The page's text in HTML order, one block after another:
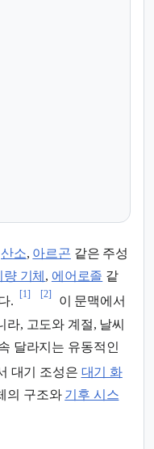
산소, 아르곤 같은 주성
량 기체 , 에어로졸 같
.
[1] [2]
이 문맥에서
라, 고도와 계절, 날씨
달라지는 유동적인
대기 조성은 대기 화
의 구조와 기후 시스